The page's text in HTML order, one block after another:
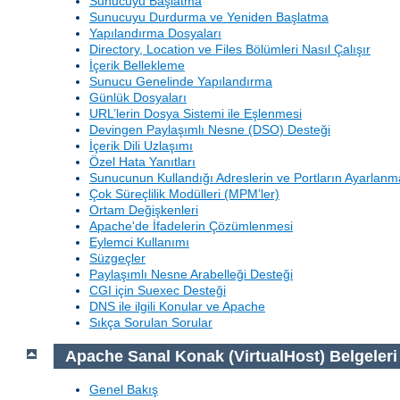
Sunucuyu Durdurma ve Yeniden Başlatma
Yapılandırma Dosyaları
Directory, Location ve Files Bölümleri Nasıl Çalışır
İçerik Bellekleme
Sunucu Genelinde Yapılandırma
Günlük Dosyaları
URL’lerin Dosya Sistemi ile Eşlenmesi
Devingen Paylaşımlı Nesne (DSO) Desteği
İçerik Dili Uzlaşımı
Özel Hata Yanıtları
Sunucunun Kullandığı Adreslerin ve Portların
Çok Süreçlilik Modülleri (MPM’ler)
Ortam Değişkenleri
Apache'de İfadelerin Çözümlenmesi
Eylemci Kullanımı
Süzgeçler
Paylaşımlı Nesne Arabelleği Desteği
CGI için Suexec Desteği
DNS ile ilgili Konular ve Apache
Sıkça Sorulan Sorular
Apache Sanal Konak (VirtualHost) Belgeleri
Genel Bakış